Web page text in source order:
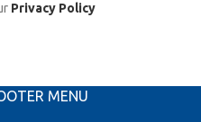
Privacy Policy
MENU